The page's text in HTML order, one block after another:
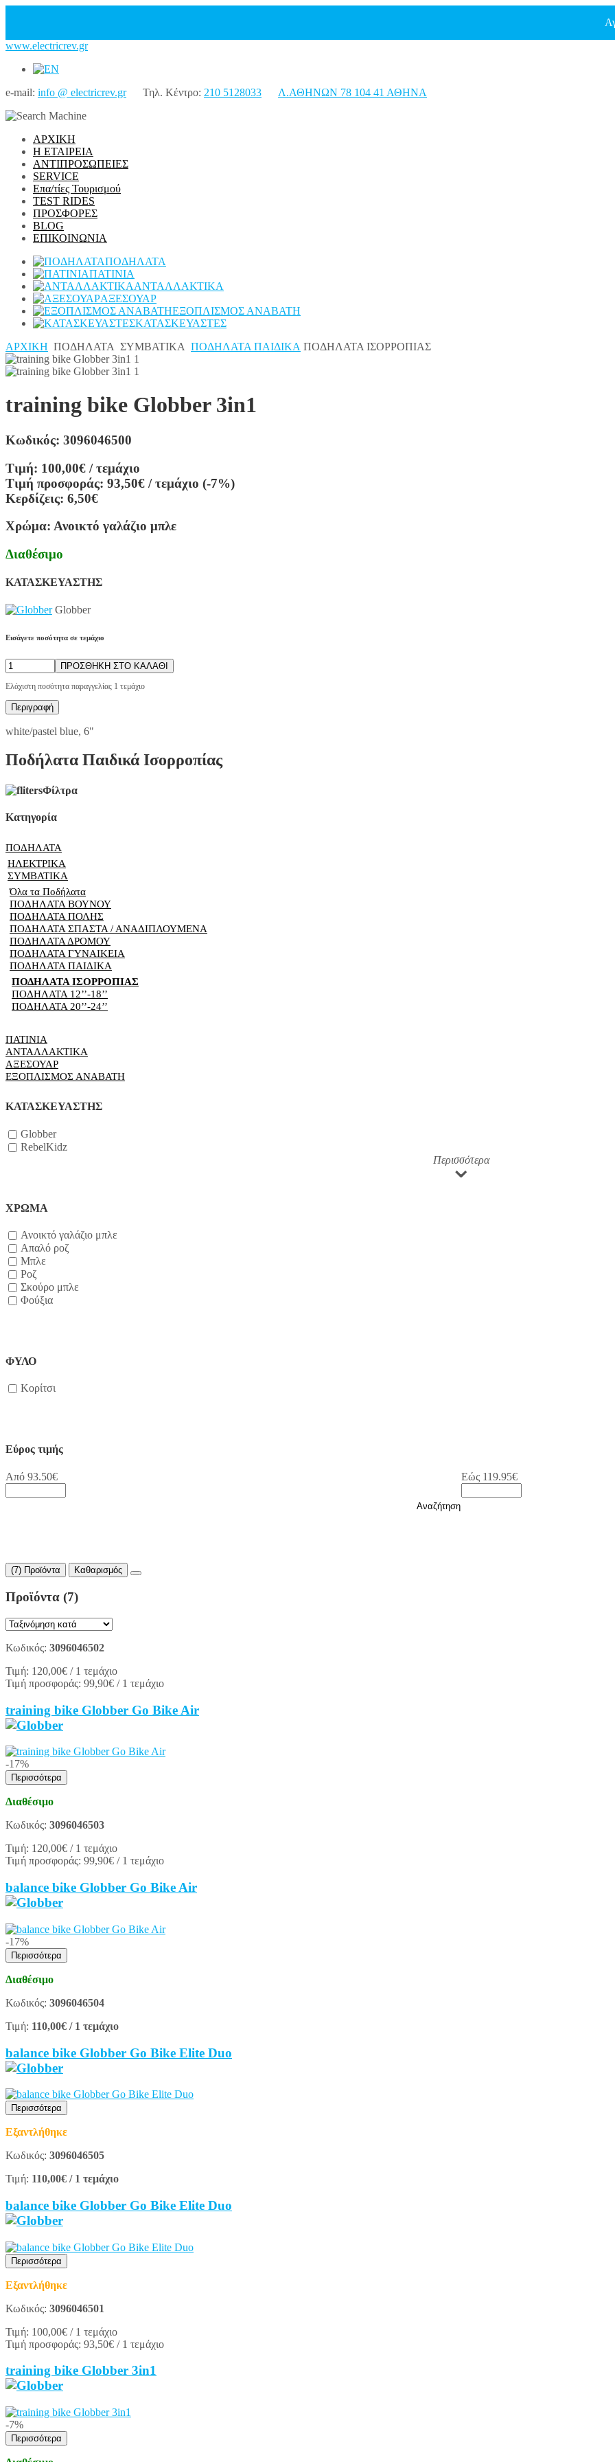
Αγόρασε
www.electricrev.gr
e-mail: info @ electricrev.grΤηλ. Κέντρο: 210 5128033 Λ.ΑΘΗΝΩΝ 78 104 41 ΑΘΗΝΑ
ΑΡΧΙΚΗ
Η ΕΤΑΙΡΕΙΑ
ΑΝΤΙΠΡΟΣΩΠΕΙΕΣ
SERVICE
Επα/τίες Τουρισμού
TEST RIDES
ΠΡΟΣΦΟΡΕΣ
BLOG
ΕΠΙΚΟΙΝΩΝΙΑ
ΠΟΔΗΛΑΤΑ
ΠΑΤΙΝΙΑ
ΑΝΤΑΛΛΑΚΤΙΚΑ
ΑΞΕΣΟΥΑΡ
ΕΞΟΠΛΙΣΜΟΣ ΑΝΑΒΑΤΗ
ΚΑΤΑΣΚΕΥΑΣΤΕΣ
ΑΡΧΙΚΗ ΠΟΔΗΛΑΤΑ ΣΥΜΒΑΤΙΚΑ ΠΟΔΗΛΑΤΑ ΠΑΙΔΙΚΑ ΠΟΔΗΛΑΤΑ ΙΣΟΡΡΟΠΙΑΣ
training bike Globber 3in1
Κωδικός: 3096046500
Τιμή: 100,00€ / τεμάχιο
Τιμή προσφοράς: 93,50€ / τεμάχιο (-7%)
Kερδίζεις: 6,50€
Χρώμα: Ανοικτό γαλάζιο μπλε
Διαθέσιμο
ΚΑΤΑΣΚΕΥΑΣΤΗΣ
Globber
Εισάγετε ποσότητα σε τεμάχιο
ΠΡΟΣΘΗΚΗ ΣΤΟ ΚΑΛΑΘΙ
Ελάχιστη ποσότητα παραγγελίας 1 τεμάχιο
Περιγραφή
white/pastel blue, 6"
Ποδήλατα Παιδικά Ισορροπίας
Φίλτρα
Κατηγορία
ΠΟΔΗΛΑΤΑ
ΗΛΕΚΤΡΙΚΑ
ΣΥΜΒΑΤΙΚΑ
Όλα τα Ποδήλατα
ΠΟΔΗΛΑΤΑ ΒΟΥΝΟΥ
ΠΟΔΗΛΑΤΑ ΠΟΛΗΣ
ΠΟΔΗΛΑΤΑ ΣΠΑΣΤΑ / ΑΝΑΔΙΠΛΟΥΜΕΝΑ
ΠΟΔΗΛΑΤΑ ΔΡΟΜΟΥ
ΠΟΔΗΛΑΤΑ ΓΥΝΑΙΚΕΙΑ
ΠΟΔΗΛΑΤΑ ΠΑΙΔΙΚΑ
ΠΟΔΗΛΑΤΑ ΙΣΟΡΡΟΠΙΑΣ
ΠΟΔΗΛΑΤΑ 12’’-18’’
ΠΟΔΗΛΑΤΑ 20’’-24’’
ΠΑΤΙΝΙΑ
ΑΝΤΑΛΛΑΚΤΙΚΑ
ΑΞΕΣΟΥΑΡ
ΕΞΟΠΛΙΣΜΟΣ ΑΝΑΒΑΤΗ
ΚΑΤΑΣΚΕΥΑΣΤΗΣ
Globber
RebelKidz
Περισσότερα
⌄
ΧΡΩΜΑ
Ανοικτό γαλάζιο μπλε
Απαλό ροζ
Μπλε
Ροζ
Σκούρο μπλε
Φούξια
ΦΥΛΟ
Κορίτσι
Εύρος τιμής
Από 93.50€ Εώς 119.95€
Αναζήτηση
(7) Προϊόντα Καθαρισμός
Προϊόντα (7)
Κωδικός: 3096046502
Τιμή: 120,00€ / 1 τεμάχιο
Τιμή προσφοράς: 99,90€ / 1 τεμάχιο
training bike Globber Go Bike Air
-17%
Περισσότερα
Διαθέσιμο
Κωδικός: 3096046503
Τιμή: 120,00€ / 1 τεμάχιο
Τιμή προσφοράς: 99,90€ / 1 τεμάχιο
balance bike Globber Go Bike Air
-17%
Περισσότερα
Διαθέσιμο
Κωδικός: 3096046504
Τιμή: 110,00€ / 1 τεμάχιο
balance bike Globber Go Bike Elite Duo
Περισσότερα
Εξαντλήθηκε
Κωδικός: 3096046505
Τιμή: 110,00€ / 1 τεμάχιο
balance bike Globber Go Bike Elite Duo
Περισσότερα
Εξαντλήθηκε
Κωδικός: 3096046501
Τιμή: 100,00€ / 1 τεμάχιο
Τιμή προσφοράς: 93,50€ / 1 τεμάχιο
training bike Globber 3in1
-7%
Περισσότερα